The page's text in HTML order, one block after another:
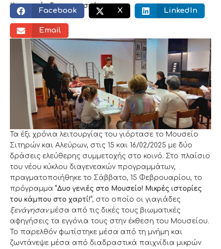
Κοινωνικός διαμοιρασμός:
Facebook X LinkedIn
Email
Τα έξι χρόνια λειτουργίας του γιόρτασε το Μουσείο
Σιτηρών και Αλεύρων, στις 15 και 16/02/2025 με δύο
δράσεις ελεύθερης συμμετοχής στο κοινό. Στο πλαίσιο
του νέου κύκλου διαγενεακών προγραμμάτων,
πραγματοποιήθηκε το Σάββατο, 15 Φεβρουαρίου, το
πρόγραμμα“Δυο γενιές στο Μουσείο! Μικρές ιστορίες
του κάμπου στο χαρτί!”, στο οποίο οι γιαγιάδες
ξενάγησανμέσα από τις δικές τους βιωματικές
αφηγήσεις τα εγγόνια τους στην έκθεση του Μουσείου.
Το παρελθόν φωτίστηκε μέσα από τη μνήμη και
ζωντάνεψε μέσα από διαδραστικά παιχνίδια μικρών